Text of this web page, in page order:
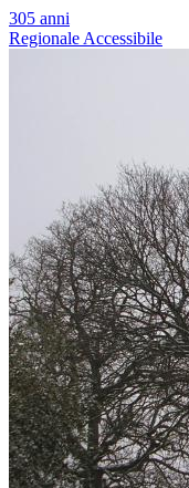
305 anni
Regionale Accessibile